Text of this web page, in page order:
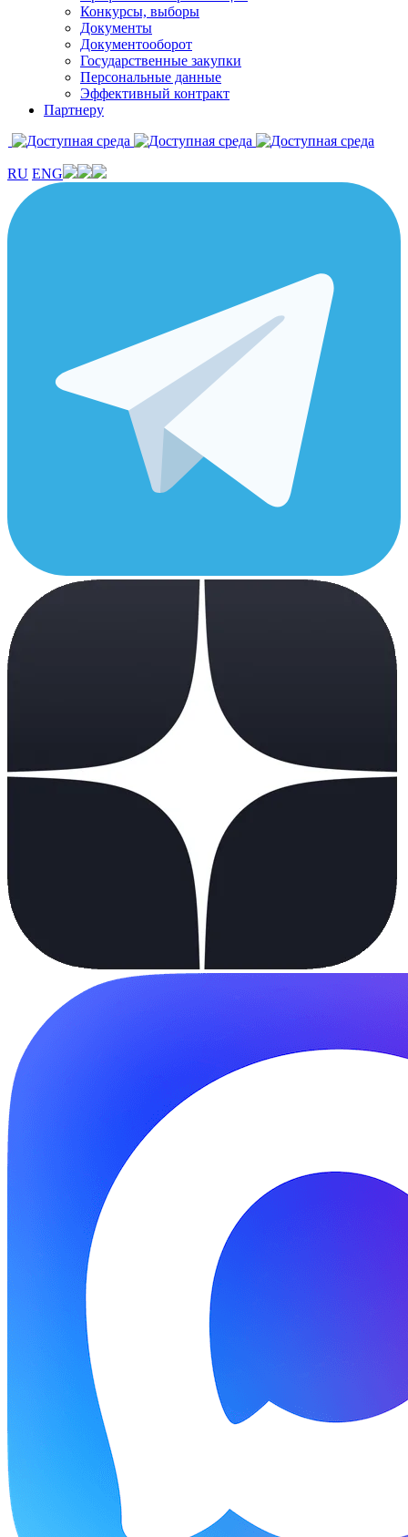
Конкурсы, выборы
Документы
Документооборот
Государственные закупки
Персональные данные
Эффективный контракт
Партнеру
RU ENG